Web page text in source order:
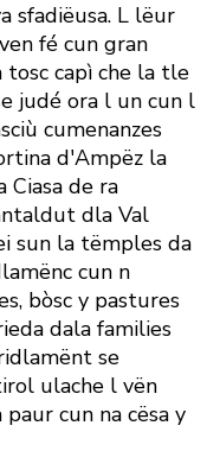
sfadiëusa. L lëur
fé cun gran
tosc capì che la tle
judé ora l un cun l
cumenanzes
d'Ampëz la
Ciasa de ra
dla Val
sun la tëmples da
cun n
bòsc y pastures
dala families
se
ulache l vën
cun na cësa y